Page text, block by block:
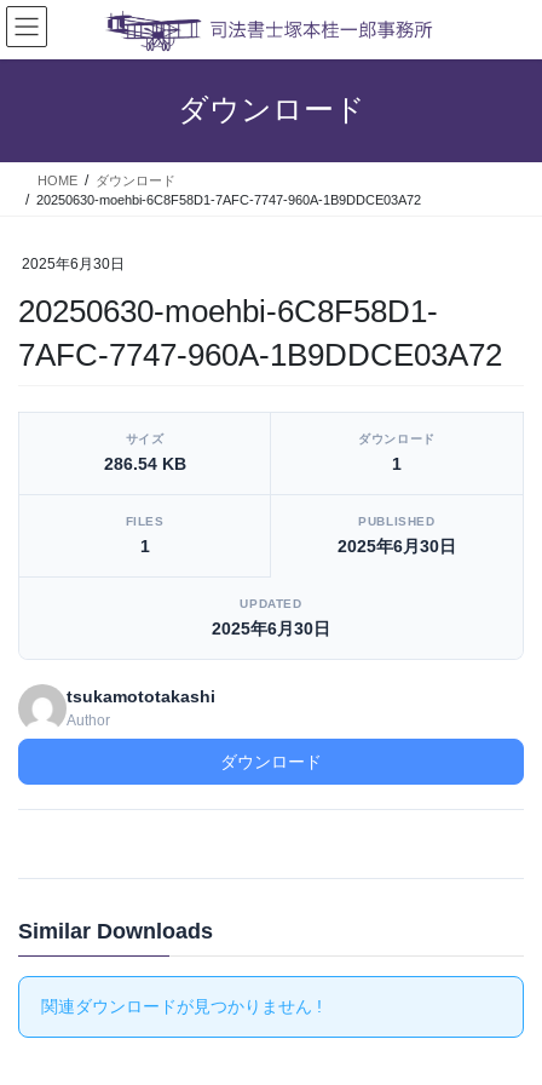
コ
ン
テ
ス
ナ
ビ
ゲ
ン
ダウンロード
HOME
ダウンロード
20250630-moehbi-6C8F58D1-7AFC-7747-960A-1B9DDCE03A72
2025年6月30日
20250630-moehbi-6C8F58D1-
7AFC-7747-960A-1B9DDCE03A72
[video_player_1200x800]
サイズ
286.54 KB
ダウンロード
1
FILES
1
PUBLISHED
2025年6月30日
UPDATED
2025年6月30日
tsukamototakashi
Author
ダウンロード
Similar Downloads
関連ダウンロードが見つかりません !